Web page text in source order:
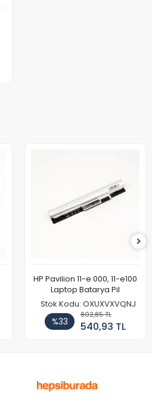
HP Pavilion 11-e 000, 11-e100
Laptop Batarya Pil
Stok Kodu: OXUXVXVQNJ
%33
802,85 TL
540,93 TL